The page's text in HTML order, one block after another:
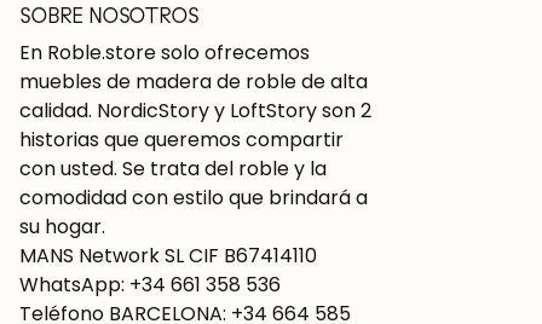
SOBRE NOSOTROS
En Roble.store solo ofrecemos
muebles de madera de roble de alta
calidad. NordicStory y LoftStory son 2
historias que queremos compartir
con usted. Se trata del roble y la
comodidad con estilo que brindará a
su hogar.
MANS Network SL CIF B67414110
WhatsApp: +34 661 358 536
Teléfono BARCELONA: +34 664 585